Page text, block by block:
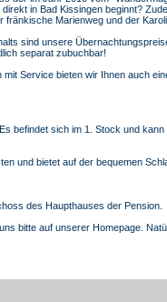
in Bad Kissingen beginnt?
Marienweg und der
sind unsere
separat zubuchbar!
Service bieten wir Ihnen auch
befindet sich im 1. Stock und
und bietet auf der bequemen
des Haupthauses der Pension.
bitte auf unserer Homepage.